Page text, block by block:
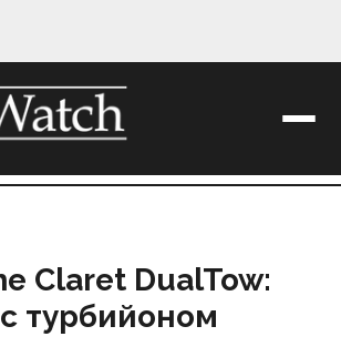
Claret DualTow:
турбийоном